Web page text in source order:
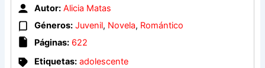
la hace sentir como en casa?
Autor: Alicia Matas
Géneros: Juvenil, Novela, Romántico
Páginas: 622
Etiquetas: adolescente